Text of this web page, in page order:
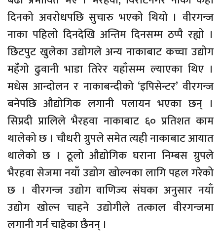
दिनको अवरोधपछि सुचारु भएको थियो । वीरगन्ज
नाका पहिलो दिनदेखि अन्तिम दिनसम्म ठप्पै रह्यो ।
छिटपुट खुलेका उद्योगले अन्य नाकाबाट कच्चा उद्योग
महँंगो ढुवानी भाडा तिरेर यहाँसम्म ल्याएका थिए ।
मधेस आन्दोलन र नाकाबन्दीको ‘इपिसेन्टर’ वीरगन्ज
बनेपछि औद्योगिक लगानी पलायन भएका छन् ।
सिप्रदी प्रालिले भैरहवा नाकाबाट ६० प्रतिशत काम
थालेको छ । चौधरी ग्रुपले समेत त्यही नाकाबाट आयात
थालेको छ । ठूलो औद्योगिक घराना निम्बस ग्रुपले
भैरहवा सेजमा नयाँ उद्योग खोल्नका लागि पहल गरेको
छ । वीरगन्ज उद्योग वाणिज्य संघका अनुसार नयाँ
उद्योग खोल्न चाहने उद्योगीले तत्काल वीरगन्जमा
लगानी गर्न चाहेका छैनन् ।